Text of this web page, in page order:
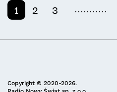
1 2 3 ...........
Copyright © 2020-2026.